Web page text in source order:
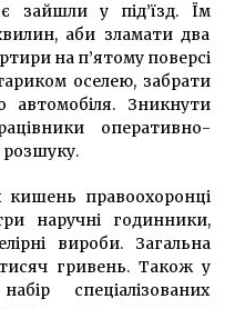
літнього
чіплявся до 8-літньої
дівчат
підозру у
викинули посеред дороги в
зайшли у під’їзд. Їм
аби зламати два
на п’ятому поверсі
оселею, забрати
автомобіля. Зникнути
оперативно-
розшуку.
кишень правоохоронці
наручні годинники,
вироби. Загальна
гривень. Також у
спеціалізованих